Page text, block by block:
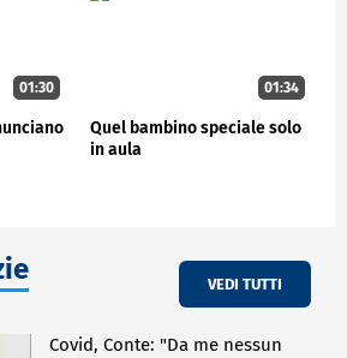
01:30 01:34
Quel bambino speciale solo
in aula
VEDI TUTTI
Covid, Conte: "Da me nessun